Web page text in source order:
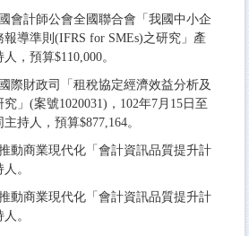
會計師公會全國聯合會「我國中小企
導準則(IFRS for SMEs)之研究」產
，預算$110,000。
際財政司「租稅協定經濟效益分析及
」(案號1020031)，102年7月15日至
持人，預算$877,164。
動商業現代化「會計資訊品質提升計
。
動商業現代化「會計資訊品質提升計
。